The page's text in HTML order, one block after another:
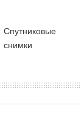
Cпутниковые
снимки